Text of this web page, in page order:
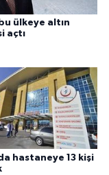
ülkeye altın
açtı
hastaneye 13 kişi